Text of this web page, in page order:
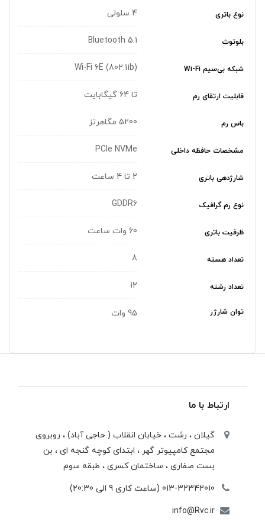
نوع باتری 4 سلولی
بلوتوث Bluetooth 5.1
شبکه بی‌سیم Wi-Fi (Wi-Fi 6E (802.11b
قابلیت ارتقای رم تا 64 گیگابایت
باس رم 5200 مگاهرتز
مشخصات حافظه داخلی PCIe NVMe
شارژدهی باتری 2 تا 4 ساعت
نوع رم گرافیک GDDR6
ظرفیت باتری 60 وات ساعت
تعداد هسته 8
تعداد رشته 12
توان شارژر 95 وات
ارتباط با ما
گیلان ، رشت ، خيابان انقلاب ( حاجی آباد) ، روبروی
مجتمع كامپيوتر گهر ، ابتدای كوچه گنجه ای ، بن
بست صفاری ، ساختمان كسری ، طبقه سوم
013-32342010 (ساعت کاری 9 الی 20:30)
info@Rvc.ir